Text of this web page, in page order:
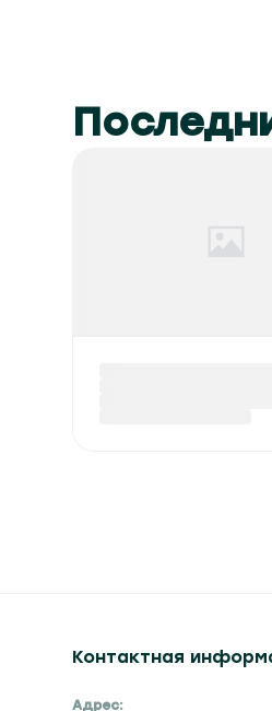
Контактная
Адрес: